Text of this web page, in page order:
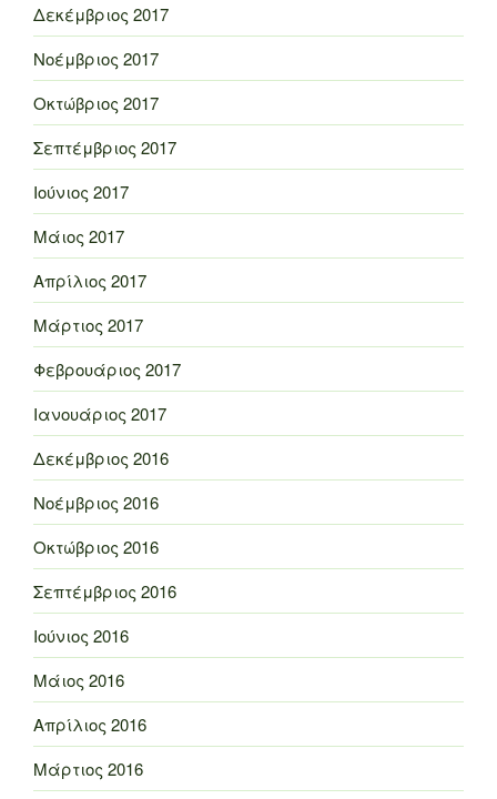
Δεκέμβριος 2017
Νοέμβριος 2017
Οκτώβριος 2017
Σεπτέμβριος 2017
Ιούνιος 2017
Μάιος 2017
Απρίλιος 2017
Μάρτιος 2017
Φεβρουάριος 2017
Ιανουάριος 2017
Δεκέμβριος 2016
Νοέμβριος 2016
Οκτώβριος 2016
Σεπτέμβριος 2016
Ιούνιος 2016
Μάιος 2016
Απρίλιος 2016
Μάρτιος 2016